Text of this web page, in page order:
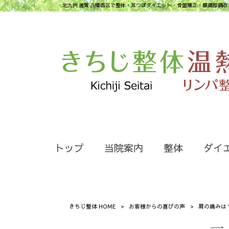
北九州 遠賀 八幡西区で整体・耳つぼダイエット・骨盤矯正・腰痛膝痛改
トップ 当院案内 整体 ダイ
きちじ整体 HOME > お客様からの喜びの声 > 肩の痛みは